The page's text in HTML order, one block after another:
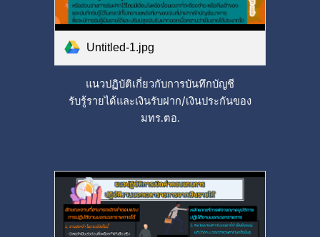
Untitled-1.jpg
แนวปฏิบัติเกี่ยวกับการบันทึกบัญชี
รับรู้รายได้และเงินรับฝาก/เงินประกันของ
มทร.ตอ.